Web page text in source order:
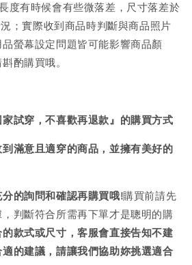
度有時候會有些微落差，尺寸落差於
；實際收到商品時判斷與商品照片
螢幕設定問題皆可能影響商品顏
酌購買哦。
試穿，不喜歡再退款』的購買方式
滿意且適穿的商品，並擁有美好的
的詢問和確認再購買哦!購買前請先
判斷符合所需再下單才是聰明的購
款式或尺寸，客服會直接告知不建
的建議，請讓我們協助妳挑選適合